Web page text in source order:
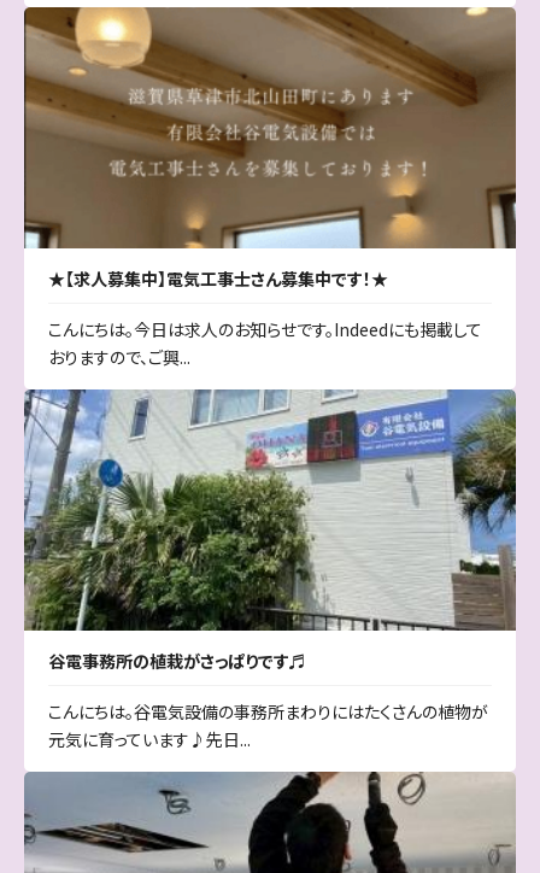
★【求人募集中】電気工事士さん募集中です！★
こんにちは。今日は求人のお知らせです。Indeedにも掲載して
おりますので、ご興...
谷電事務所の植栽がさっぱりです♬
こんにちは。谷電気設備の事務所まわりにはたくさんの植物が
元気に育っています♪先日...